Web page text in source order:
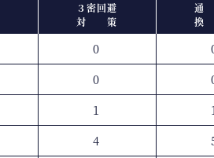
３密回避
対 策
0
0
1 1
4